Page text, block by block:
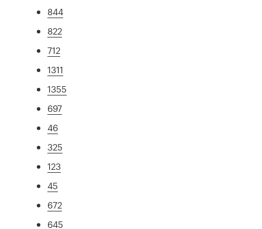
844
822
712
1311
1355
697
46
325
123
45
672
645